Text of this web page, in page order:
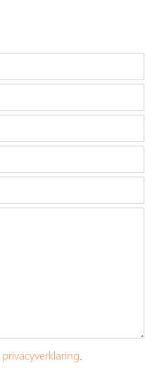
privacyverklaring